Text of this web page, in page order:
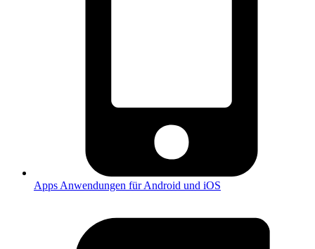
Apps Anwendungen für Android und iOS